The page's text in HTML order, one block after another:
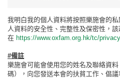
我明白我的個人資料將按照樂施會的
人資料的安全性、完整性及保密性，
在 https://www.oxfam.org.hk/tc/
#備註
樂施會可能會使用您的姓名及聯絡資
碼），向您發送本會的扶貧工作、倡